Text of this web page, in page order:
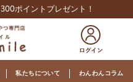
ポイントプレゼント！
私たちについて わんわんコラム